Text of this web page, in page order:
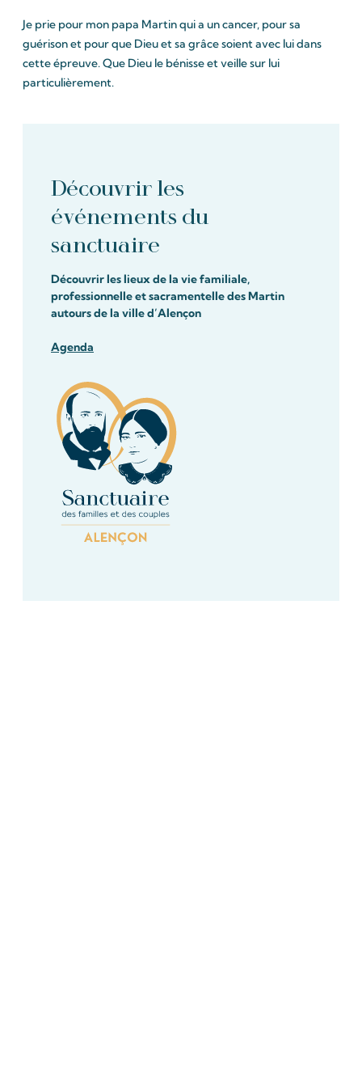
Je prie pour mon papa Martin qui a un cancer, pour sa
guérison et pour que Dieu et sa grâce soient avec lui dans
cette épreuve. Que Dieu le bénisse et veille sur lui
particulièrement.
Découvrir les
événements du
sanctuaire
Découvrir les lieux de la vie familiale,
professionnelle et sacramentelle des Martin
autours de la ville d’Alençon
Agenda